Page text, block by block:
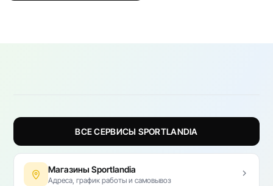
ВСЕ СЕРВИСЫ SPORTLANDIA
Магазины Sportlandia
Адреса, график работы и самовывоз